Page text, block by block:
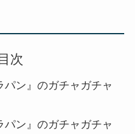
目次
パン』のガチャガチャ
パン』のガチャガチャ